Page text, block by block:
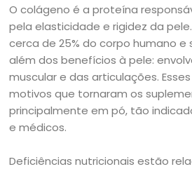
O colágeno é a proteína
pela elasticidade e rigidez da
cerca de 25% do corpo humano e
além dos benefícios à pele:
muscular e das articulações.
motivos que tornaram os
principalmente em pó, tão
e médicos.
Deficiências nutricionais estão